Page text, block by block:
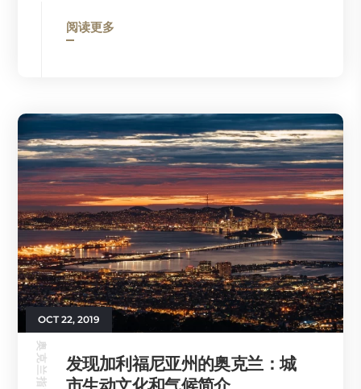
阅读更多
OCT 22, 2019
奥克兰指南
发现加利福尼亚州的奥克兰：城